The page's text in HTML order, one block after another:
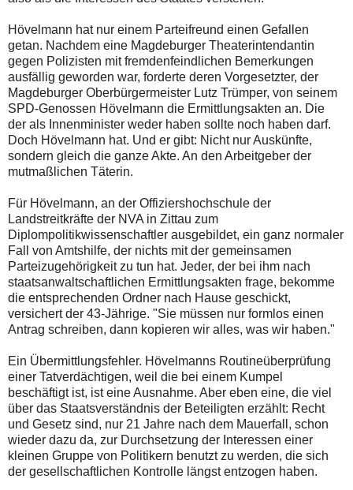
Hövelmann hat nur einem Parteifreund einen Gefallen
getan. Nachdem eine Magdeburger Theaterintendantin
gegen Polizisten mit fremdenfeindlichen Bemerkungen
ausfällig geworden war, forderte deren Vorgesetzter, der
Magdeburger Oberbürgermeister Lutz Trümper, von seinem
SPD-Genossen Hövelmann die Ermittlungsakten an. Die
der als Innenminister weder haben sollte noch haben darf.
Doch Hövelmann hat. Und er gibt: Nicht nur Auskünfte,
sondern gleich die ganze Akte. An den Arbeitgeber der
mutmaßlichen Täterin.
Für Hövelmann, an der Offiziershochschule der
Landstreitkräfte der NVA in Zittau zum
Diplompolitikwissenschaftler ausgebildet, ein ganz normaler
Fall von Amtshilfe, der nichts mit der gemeinsamen
Parteizugehörigkeit zu tun hat. Jeder, der bei ihm nach
staatsanwaltschaftlichen Ermittlungsakten frage, bekomme
die entsprechenden Ordner nach Hause geschickt,
versichert der 43-Jährige. "Sie müssen nur formlos einen
Antrag schreiben, dann kopieren wir alles, was wir haben."
Ein Übermittlungsfehler. Hövelmanns Routineüberprüfung
einer Tatverdächtigen, weil die bei einem Kumpel
beschäftigt ist, ist eine Ausnahme. Aber eben eine, die viel
über das Staatsverständnis der Beteiligten erzählt: Recht
und Gesetz sind, nur 21 Jahre nach dem Mauerfall, schon
wieder dazu da, zur Durchsetzung der Interessen einer
kleinen Gruppe von Politikern benutzt zu werden, die sich
der gesellschaftlichen Kontrolle längst entzogen haben.